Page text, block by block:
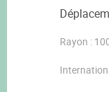
Rayon :